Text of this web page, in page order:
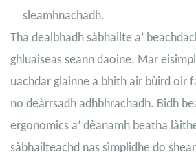
sleamhnachadh.
Tha dealbhadh sàbhailte a’
ghluaiseas seann daoine. Mar
uachdar glainne a bhith air bùird oir
no deàrrsadh adhbhrachadh. Bidh
ergonomics a’ dèanamh beatha
sàbhailteachd nas sìmplidhe do